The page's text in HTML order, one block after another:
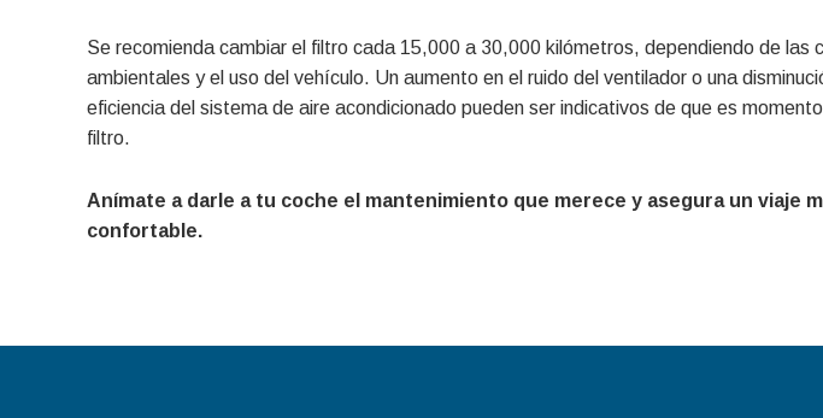
Se recomienda cambiar el filtro cada 15,000 a 30,000 kilómetros, dependiendo de las
ambientales y el uso del vehículo. Un aumento en el ruido del ventilador o una
eficiencia del sistema de aire acondicionado pueden ser indicativos de que es
filtro.
Anímate a darle a tu coche el mantenimiento que merece y asegura un viaje
confortable.